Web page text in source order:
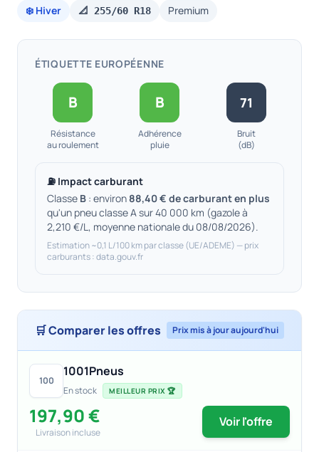
❄️ Hiver 📐 255/60 R18 Premium
ÉTIQUETTE EUROPÉENNE
B
Résistance
au roulement
B
Adhérence
pluie
71
Bruit
(dB)
⛽ Impact carburant
Classe B : environ 88,40 € de carburant en plus
qu'un pneu classe A sur 40 000 km (gazole à
2,210 €/L, moyenne nationale du 08/08/2026).
Estimation ~0,1 L/100 km par classe (UE/ADEME) — prix
carburants : data.gouv.fr
🛒 Comparer les offres Prix mis à jour aujourd'hui
100
1001Pneus
En stock MEILLEUR PRIX 🏆
197,90 €
Livraison incluse
Voir l'offre